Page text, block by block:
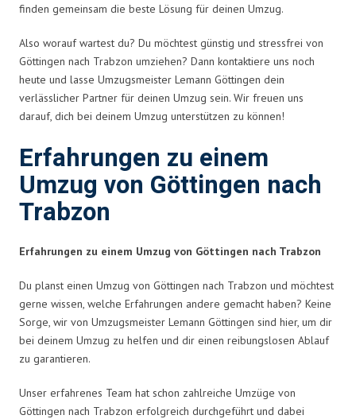
finden gemeinsam die beste Lösung für deinen Umzug.
Also worauf wartest du? Du möchtest günstig und stressfrei von
Göttingen nach Trabzon umziehen? Dann kontaktiere uns noch
heute und lasse Umzugsmeister Lemann Göttingen dein
verlässlicher Partner für deinen Umzug sein. Wir freuen uns
darauf, dich bei deinem Umzug unterstützen zu können!
Erfahrungen zu einem
Umzug von Göttingen nach
Trabzon
Erfahrungen zu einem Umzug von Göttingen nach Trabzon
Du planst einen Umzug von Göttingen nach Trabzon und möchtest
gerne wissen, welche Erfahrungen andere gemacht haben? Keine
Sorge, wir von Umzugsmeister Lemann Göttingen sind hier, um dir
bei deinem Umzug zu helfen und dir einen reibungslosen Ablauf
zu garantieren.
Unser erfahrenes Team hat schon zahlreiche Umzüge von
Göttingen nach Trabzon erfolgreich durchgeführt und dabei